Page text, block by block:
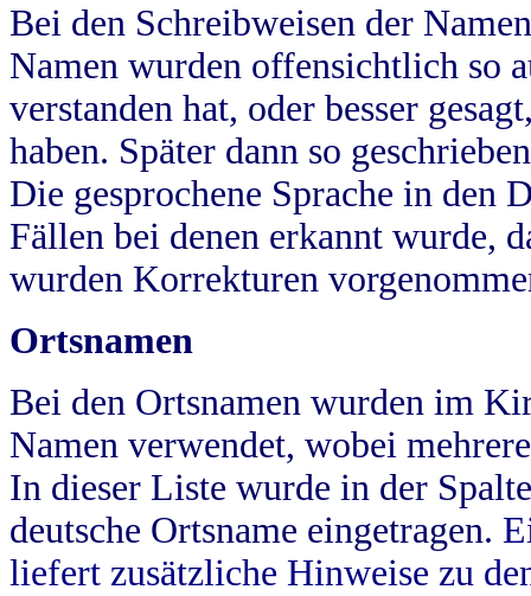
Bei den Schreibweisen der
Namen wurden offensichtlich so
verstanden hat, oder besser
haben. Später dann so
Die gesprochene Sprache in
Fällen bei denen erkannt wurde,
wurden Korrekturen
Ortsnamen
Bei den Ortsnamen wurden im
Namen verwendet, wobei
In dieser Liste wurde in der
deutsche Ortsname eingetragen.
liefert zusätzliche Hinweise zu